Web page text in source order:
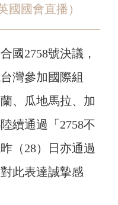
國國會直播）
國2758號決議，
灣參加國際組
、瓜地馬拉、加
續通過「2758不
（28）日亦通過
此表達誠摯感